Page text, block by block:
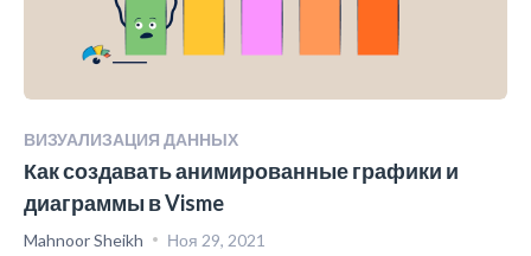
ВИЗУАЛИЗАЦИЯ ДАННЫХ
Как создавать анимированные графики и
диаграммы в Visme
Mahnoor Sheikh Ноя 29, 2021